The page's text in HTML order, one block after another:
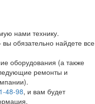
нами технику.
обязательно найдете все
оборудования (а также
ремонты и
48-98, и вам будет